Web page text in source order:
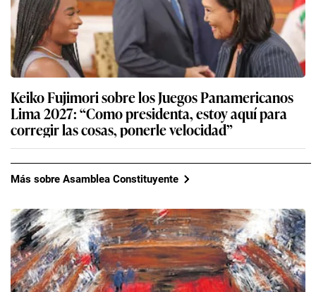
Keiko Fujimori sobre los Juegos Panamericanos
Lima 2027: “Como presidenta, estoy aquí para
corregir las cosas, ponerle velocidad”
Más sobre Asamblea Constituyente